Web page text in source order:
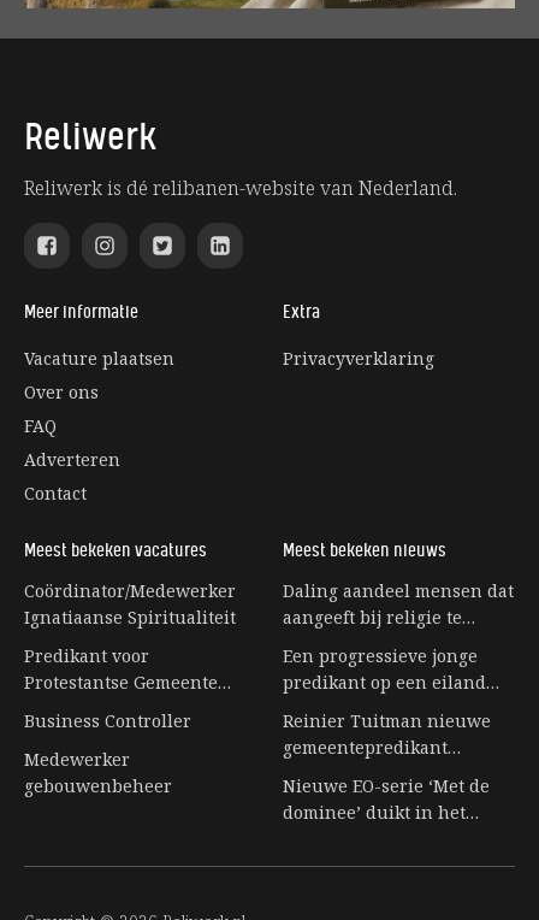
Reliwerk
Reliwerk is dé relibanen-website van Nederland.
Meer informatie
Vacature plaatsen
Over ons
FAQ
Adverteren
Contact
Extra
Privacyverklaring
Meest bekeken vacatures
Coördinator/Medewerker
Ignatiaanse Spiritualiteit
Predikant voor
Protestantse Gemeente
Eerbeek
Business Controller
Medewerker
gebouwenbeheer
Meest bekeken nieuws
Daling aandeel mensen dat
aangeeft bij religie te
horen stagneert
Een progressieve jonge
predikant op een eiland
vol senioren
Reinier Tuitman nieuwe
gemeentepredikant
kloostergemeente
Nijkleaster-Westerwert
Nieuwe EO-serie ‘Met de
dominee’ duikt in het